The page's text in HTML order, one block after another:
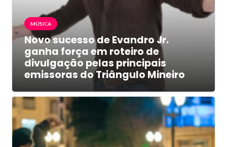
MÚSICA
Novo sucesso de Evandro Jr.
ganha força em roteiro de
divulgação pelas principais
emissoras do Triângulo Mineiro